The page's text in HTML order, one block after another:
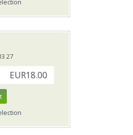
27
EUR18.00